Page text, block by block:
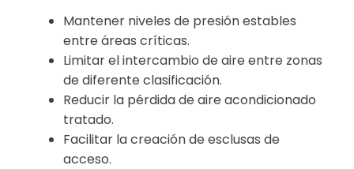
Mantener niveles de presión estables
entre áreas críticas.
Limitar el intercambio de aire entre zonas
de diferente clasificación.
Reducir la pérdida de aire acondicionado
tratado.
Facilitar la creación de esclusas de
acceso.